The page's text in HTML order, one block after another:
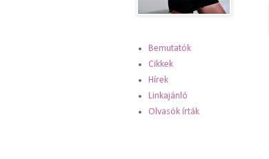
Bemutatók
Cikkek
Hírek
Linkajánló
Olvasók írták